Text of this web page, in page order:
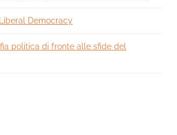
Democracy
politica di fronte alle sfide del